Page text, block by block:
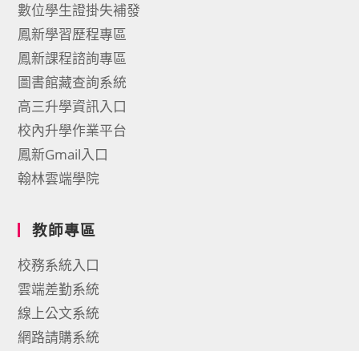
數位學生證掛失補發
鳳新學習歷程專區
鳳新課程諮詢專區
圖書館藏查詢系統
高三升學資訊入口
校內升學作業平台
鳳新Gmail入口
翰林雲端學院
教師專區
校務系統入口
雲端差勤系統
線上公文系統
網路請購系統